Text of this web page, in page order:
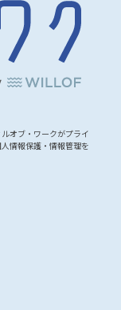
オブ・ワークがプライ
情報保護・情報管理を